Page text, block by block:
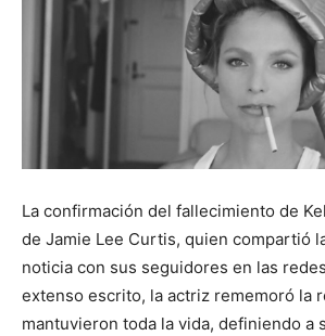
La confirmación del fallecimiento de
de Jamie Lee Curtis, quien compartió
noticia con sus seguidores en las
extenso escrito, la actriz rememoró la
mantuvieron toda la vida, definiendo a